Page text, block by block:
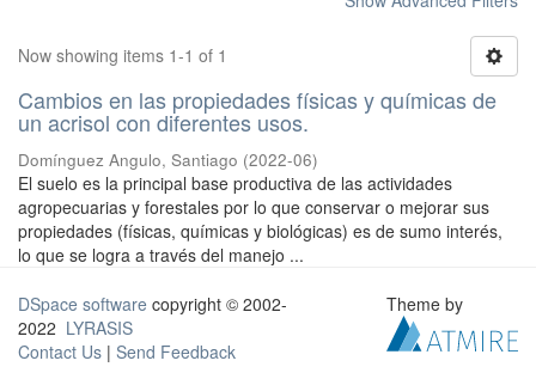
Now showing items 1-1 of 1
Cambios en las propiedades físicas y químicas de
un acrisol con diferentes usos.
Domínguez Angulo, Santiago (2022-06)
El suelo es la principal base productiva de las actividades
agropecuarias y forestales por lo que conservar o mejorar sus
propiedades (físicas, químicas y biológicas) es de sumo interés,
lo que se logra a través del manejo ...
DSpace software copyright © 2002-
2022 LYRASIS
Contact Us | Send Feedback
Theme by